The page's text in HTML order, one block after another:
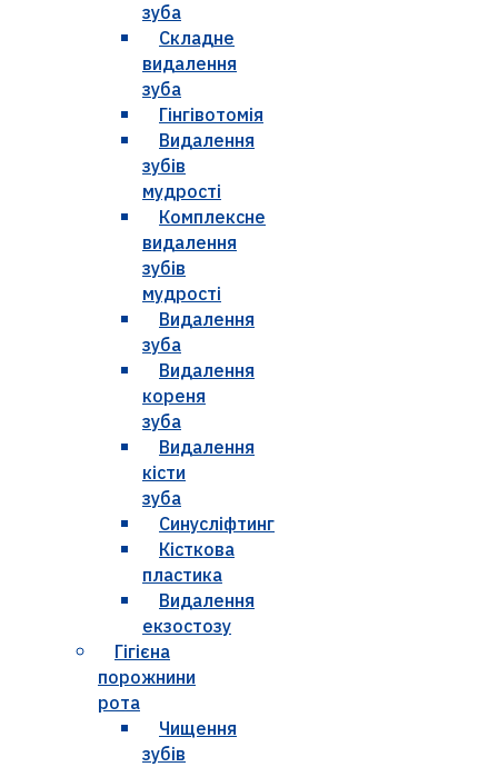
зуба
Складне
видалення
зуба
Гінгівотомія
Видалення
зубів
мудрості
Комплексне
видалення
зубів
мудрості
Видалення
зуба
Видалення
кореня
зуба
Видалення
кісти
зуба
Синусліфтинг
Кісткова
пластика
Видалення
екзостозу
Гігієна
порожнини
рота
Чищення
зубів